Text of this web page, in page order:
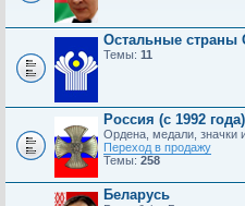
Остальные страны
Темы: 11
Россия (с 1992 года)
Ордена, медали, значки
Переход в продажу
Темы: 258
Беларусь